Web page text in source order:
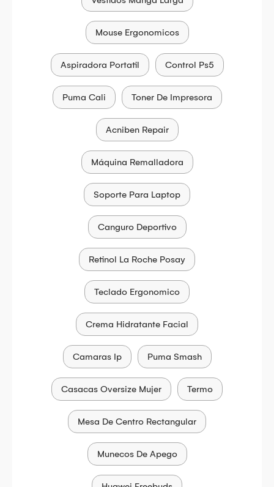
Mouse Ergonomicos
Aspiradora Portatil Control Ps5
Puma Cali Toner De Impresora
Acniben Repair
Máquina Remalladora
Soporte Para Laptop
Canguro Deportivo
Retinol La Roche Posay
Teclado Ergonomico
Crema Hidratante Facial
Camaras Ip Puma Smash
Casacas Oversize Mujer Termo
Mesa De Centro Rectangular
Munecos De Apego